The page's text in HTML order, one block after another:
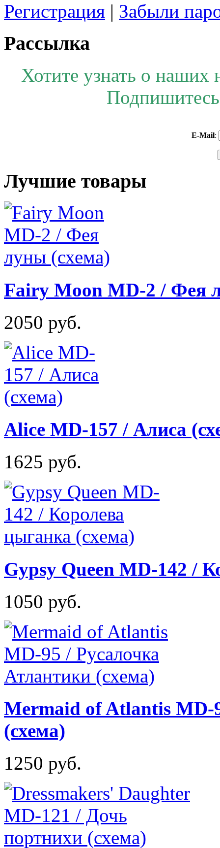
Регистрация | Забыли
Рассылка
Хотите узнать о наших
E-Mail:
Лучшие товары
Fairy Moon MD-2 / Фея
2050 руб.
Alice MD-157 / Алиса
1625 руб.
Gypsy Queen MD-142 /
1050 руб.
Mermaid of Atlantis MD-
(схема)
1250 руб.